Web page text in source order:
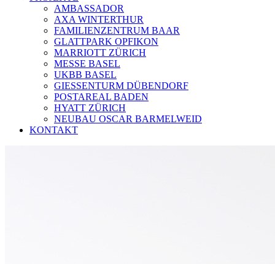
AMBASSADOR
AXA WINTERTHUR
FAMILIENZENTRUM BAAR
GLATTPARK OPFIKON
MARRIOTT ZÜRICH
MESSE BASEL
UKBB BASEL
GIESSENTURM DÜBENDORF
POSTAREAL BADEN
HYATT ZÜRICH
NEUBAU OSCAR BARMELWEID
KONTAKT